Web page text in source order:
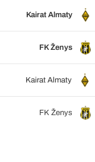
Kairat Almaty
FK Ženys
Kairat Almaty
FK Ženys